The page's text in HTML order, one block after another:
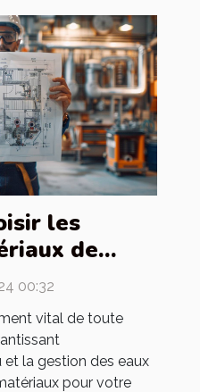
les
de
votre
00:32
vital de toute
la gestion des eaux
pour votre